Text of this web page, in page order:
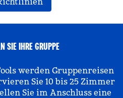
SIE IHRE GRUPPE
werden Gruppenreisen
Sie 10 bis 25 Zimmer
Sie im Anschluss eine